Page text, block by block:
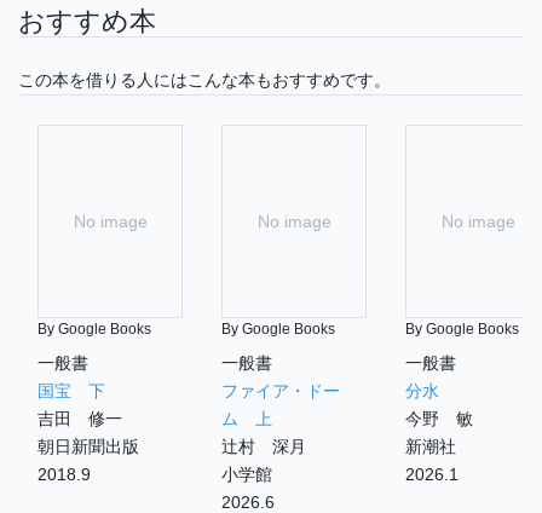
おすすめ本
この本を借りる人にはこんな本もおすすめです。
No image
By Google Books
一般書
国宝 下
吉田 修一
朝日新聞出版
2018.9
No image
By Google Books
一般書
ファイア・ドー
ム 上
辻村 深月
小学館
2026.6
No image
By Google Books
一般書
分水
今野 敏
新潮社
2026.1